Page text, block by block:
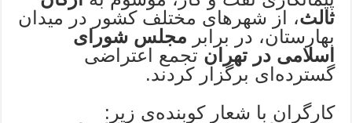
ثالث، از شهرهای مختلف کشور در میدان
بهارستان، در برابر مجلس شورای
اسلامی در تهران تجمع اعتراضی
گسترده‌ای برگزار کردند.
کارگران با شعار کوبنده‌یِ زیر: